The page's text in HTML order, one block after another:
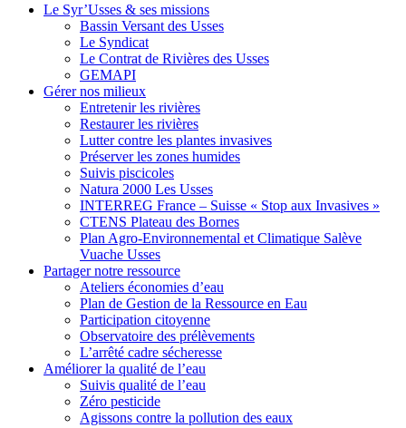
Le Syr’Usses & ses missions
Bassin Versant des Usses
Le Syndicat
Le Contrat de Rivières des Usses
GEMAPI
Gérernos milieux
Entretenir les rivières
Restaurer les rivières
Lutter contre les plantes invasives
Préserver les zones humides
Suivis piscicoles
Natura 2000 Les Usses
INTERREG France – Suisse « Stop aux Invasives »
CTENS Plateau des Bornes
Plan Agro-Environnemental et Climatique Salève
Vuache Usses
Partagernotre ressource
Ateliers économies d’eau
Plan de Gestion de la Ressource en Eau
Participation citoyenne
Observatoire des prélèvements
L’arrêté cadre sécheresse
Améliorerla qualité de l’eau
Suivis qualité de l’eau
Zéro pesticide
Agissons contre la pollution des eaux